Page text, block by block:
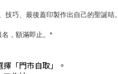
技巧、最後蓋印製作出自己的聖誕咭
，額滿即止。*
「門市自取」。